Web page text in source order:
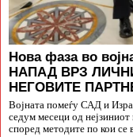
Нова фаза во
НАПАД ВРЗ
НЕГОВИТЕ
Војната помеѓу САД и
седум месеци од
според методите по кои се